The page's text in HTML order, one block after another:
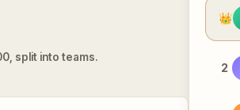
split into teams.
👑
2